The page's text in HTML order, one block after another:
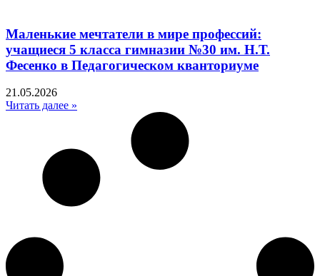
Маленькие мечтатели в мире профессий:
учащиеся 5 класса гимназии №30 им. Н.Т.
Фесенко в Педагогическом кванториуме
21.05.2026
Читать далее »